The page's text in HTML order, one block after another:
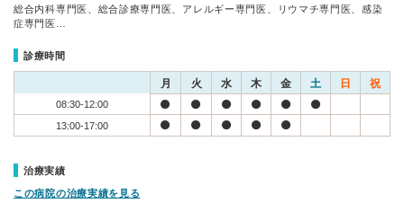
総合内科専門医、総合診療専門医、アレルギー専門医、リウマチ専門医、感染
症専門医…
診療時間
月 火 水 木 金 土 日 祝
08:30-12:00
13:00-17:00
治療実績
この病院の治療実績を見る